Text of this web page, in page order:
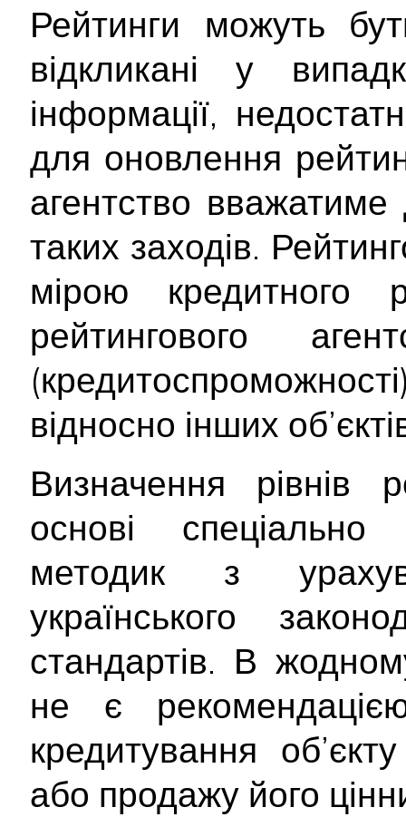
Рейтинги можуть
відкликані у
інформації,
для оновлення
агентство вважатиме
таких заходів.
мірою
рейтингового
відносно інших
Визначення рівнів
основі спеціально
методик з
українського
стандартів. В
не є
кредитування
або продажу його